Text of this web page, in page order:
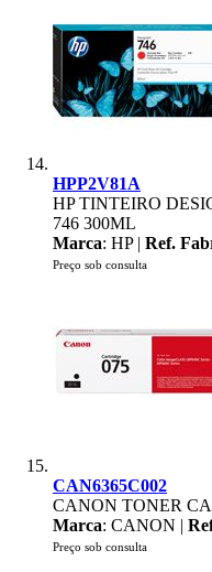
HPP2V81A
HP TINTEIRO
746 300ML
Marca: HP | Ref.
Preço sob consulta
CAN6365C002
CANON TONER
Marca: CANON |
Preço sob consulta